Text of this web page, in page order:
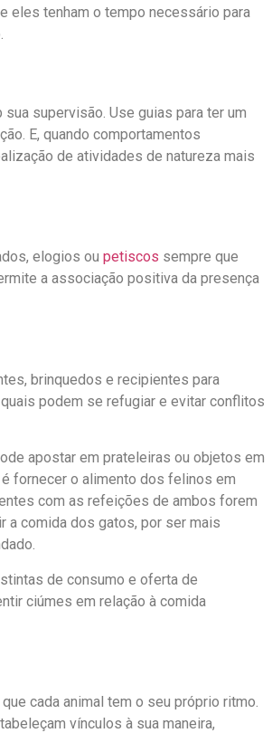
eles tenham o tempo necessário para
supervisão. Use guias para ter um
E, quando comportamentos
de atividades de natureza mais
elogios ou petiscos sempre que
a associação positiva da presença
brinquedos e recipientes para
podem se refugiar e evitar conflitos
apostar em prateleiras ou objetos em
fornecer o alimento dos felinos em
com as refeições de ambos forem
a comida dos gatos, por ser mais
de consumo e oferta de
ciúmes em relação à comida
cada animal tem o seu próprio ritmo.
vínculos à sua maneira,